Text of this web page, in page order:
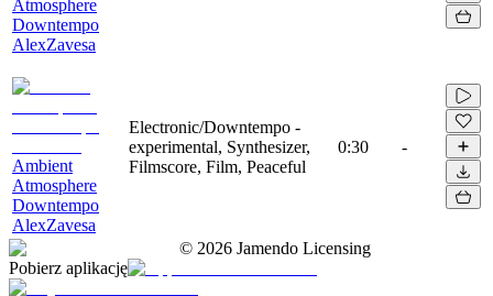
Atmosphere
Downtempo
AlexZavesa
Ambient
Atmosphere
Downtempo
AlexZavesa
Electronic/Downtempo -
experimental, Synthesizer,
Filmscore, Film, Peaceful
0:30 -
© 2026 Jamendo Licensing
Pobierz aplikację